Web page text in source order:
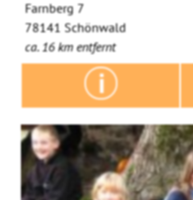
Farnberg 7
78141 Schönwald
ca. 16 km entfernt